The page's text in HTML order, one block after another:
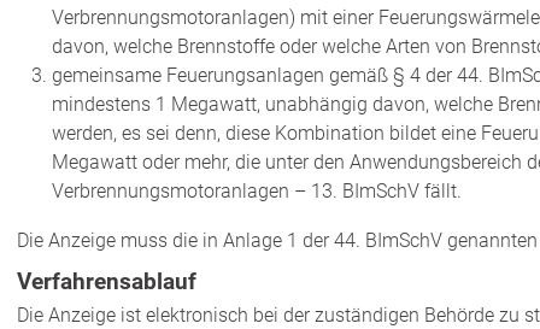
Verbrennungsmotoranlagen) mit einer
davon, welche Brennstoffe oder welche Arten von
gemeinsame Feuerungsanlagen gemäß § 4 der 44.
mindestens 1 Megawatt, unabhängig davon, welche
werden, es sei denn, diese Kombination bildet eine
Megawatt oder mehr, die unter den Anwendungsbereich
Verbrennungsmotoranlagen – 13. BImSchV fällt.
Die Anzeige muss die in Anlage 1 der 44. BImSchV
Verfahrensablauf
Die Anzeige ist elektronisch bei der zuständigen Behörde zu